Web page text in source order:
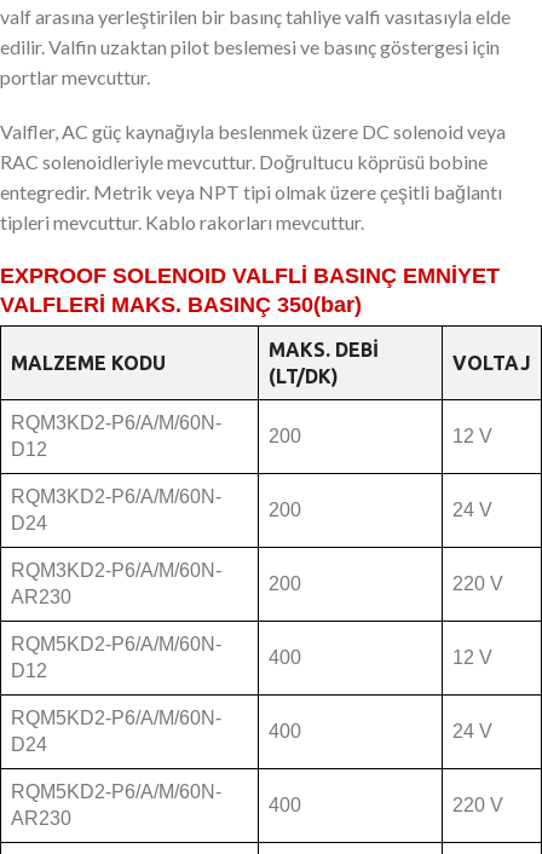
valf arasına yerleştirilen bir basınç tahliye valfi vasıtasıyla elde
edilir. Valfin uzaktan pilot beslemesi ve basınç göstergesi için
portlar mevcuttur.
Valfler, AC güç kaynağıyla beslenmek üzere DC solenoid veya
RAC solenoidleriyle mevcuttur. Doğrultucu köprüsü bobine
entegredir. Metrik veya NPT tipi olmak üzere çeşitli bağlantı
tipleri mevcuttur. Kablo rakorları mevcuttur.
EXPROOF SOLENOID VALFLİ BASINÇ EMNİYET
VALFLERİ MAKS. BASINÇ 350(bar)
MALZEME KODU
MAKS. DEBI
(LT/DK)
VOLTAJ
RQM3KD2-P6/A/M/60N-
D12
200 12 V
RQM3KD2-P6/A/M/60N-
D24
200 24 V
RQM3KD2-P6/A/M/60N-
AR230
200 220 V
RQM5KD2-P6/A/M/60N-
D12
400 12 V
RQM5KD2-P6/A/M/60N-
D24
400 24 V
RQM5KD2-P6/A/M/60N-
AR230
400 220 V